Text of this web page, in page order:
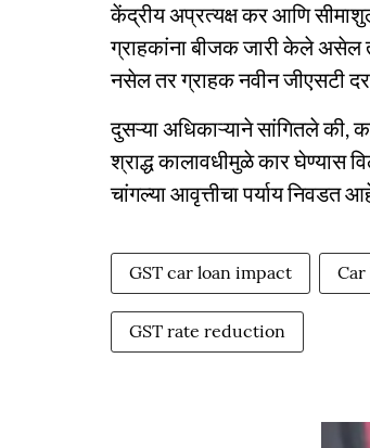
केंद्रीय अप्रत्यक्ष कर आणि
ग्राहकांना बीजक जारी केले असेल
नसेल तर ग्राहक नवीन जीएसटी
दुसऱ्या अधिकाऱ्याने सांगितले की,
श्राद्ध कालावधीमुळे कार घेण्यास
चांगल्या आवृत्तीचा पर्याय
GST car loan impact
GST rate reduction